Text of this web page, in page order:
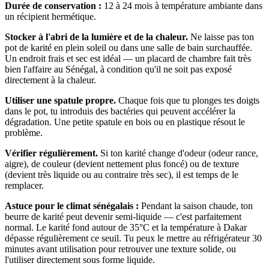
Durée de conservation : 12 à 24 mois à température ambiante dans
un récipient hermétique.
Stocker à l'abri de la lumière et de la chaleur. Ne laisse pas ton
pot de karité en plein soleil ou dans une salle de bain surchauffée.
Un endroit frais et sec est idéal — un placard de chambre fait très
bien l'affaire au Sénégal, à condition qu'il ne soit pas exposé
directement à la chaleur.
Utiliser une spatule propre. Chaque fois que tu plonges tes doigts
dans le pot, tu introduis des bactéries qui peuvent accélérer la
dégradation. Une petite spatule en bois ou en plastique résout le
problème.
Vérifier régulièrement. Si ton karité change d'odeur (odeur rance,
aigre), de couleur (devient nettement plus foncé) ou de texture
(devient très liquide ou au contraire très sec), il est temps de le
remplacer.
Astuce pour le climat sénégalais : Pendant la saison chaude, ton
beurre de karité peut devenir semi-liquide — c'est parfaitement
normal. Le karité fond autour de 35°C et la température à Dakar
dépasse régulièrement ce seuil. Tu peux le mettre au réfrigérateur 30
minutes avant utilisation pour retrouver une texture solide, ou
l'utiliser directement sous forme liquide.